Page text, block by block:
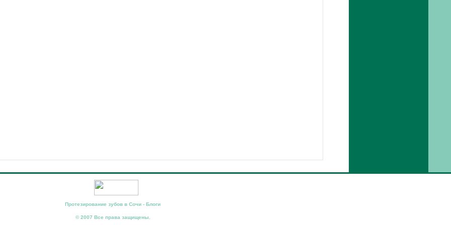
Протезирование зубов в Сочи - Блоги
© 2007 Все права защищены.